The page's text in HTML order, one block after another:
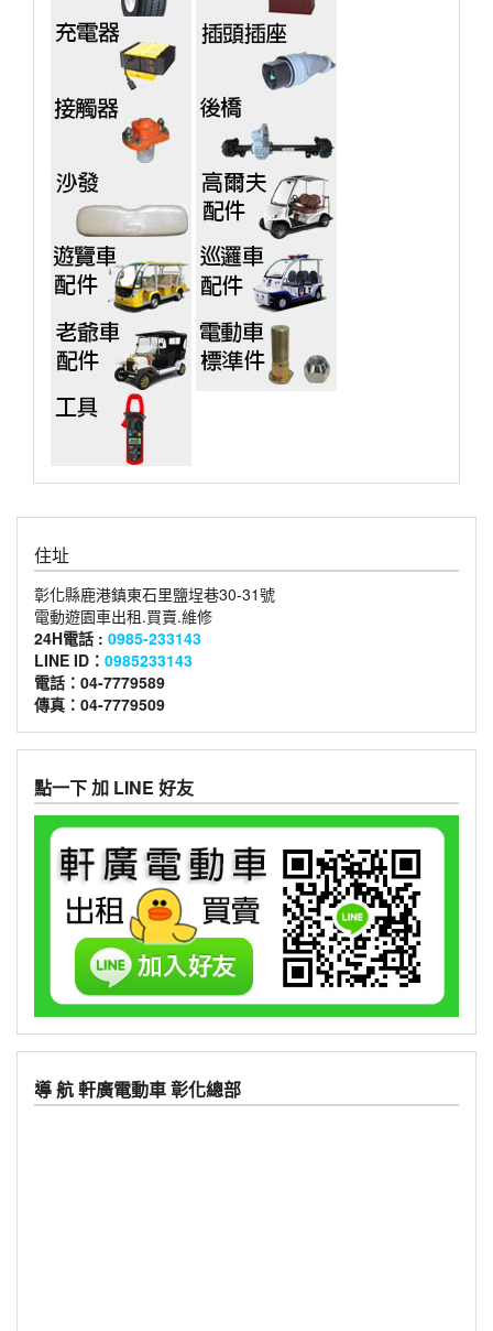
住址
彰化縣鹿港鎮東石里鹽埕巷30-31號
電動遊園車出租.買賣.維修
24H電話 : 0985-233143
LINE ID： 0985233143
電話：04-7779589
傳真：04-7779509
點一下 加 LINE 好友
導 航 軒廣電動車 彰化總部